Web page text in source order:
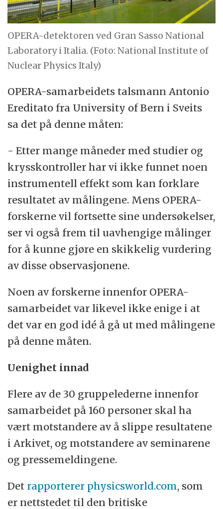
OPERA-detektoren ved Gran Sasso National
Laboratory i Italia. (Foto: National Institute of
Nuclear Physics Italy)
OPERA-samarbeidets talsmann Antonio
Ereditato fra University of Bern i Sveits
sa det på denne måten:
- Etter mange måneder med studier og
krysskontroller har vi ikke funnet noen
instrumentell effekt som kan forklare
resultatet av målingene. Mens OPERA-
forskerne vil fortsette sine undersøkelser,
ser vi også frem til uavhengige målinger
for å kunne gjøre en skikkelig vurdering
av disse observasjonene.
Noen av forskerne innenfor OPERA-
samarbeidet var likevel ikke enige i at
det var en god idé å gå ut med målingene
på denne måten.
Uenighet innad
Flere av de 30 gruppelederne innenfor
samarbeidet på 160 personer skal ha
vært motstandere av å slippe resultatene
i Arkivet, og motstandere av seminarene
og pressemeldingene.
Det rapporterer physicsworld.com, som
er nettstedet til den britiske